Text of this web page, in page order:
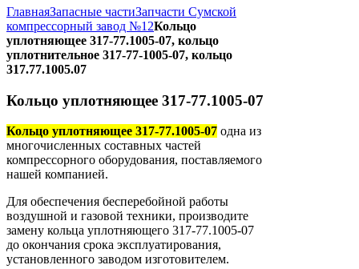
ГлавнаяЗапасные частиЗапчасти Сумской
компрессорный завод №12Кольцо
уплотняющее 317-77.1005-07, кольцо
уплотнительное 317-77-1005-07, кольцо
317.77.1005.07
Кольцо уплотняющее 317-77.1005-07
Кольцо уплотняющее 317-77.1005-07 одна из
многочисленных составных частей
компрессорного оборудования, поставляемого
нашей компанией.
Для обеспечения бесперебойной работы
воздушной и газовой техники, производите
замену кольца уплотняющего 317-77.1005-07
до окончания срока эксплуатирования,
установленного заводом изготовителем.